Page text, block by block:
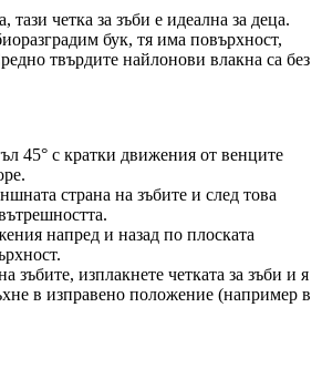
четка за зъби е идеална за деца.
бук, тя има повърхност,
твърдите найлонови влакна са без
45° с кратки движения от венците
страна на зъбите и след това
напред и назад по плоската
зъбите, изплакнете четката за зъби и я
в изправено положение (например в